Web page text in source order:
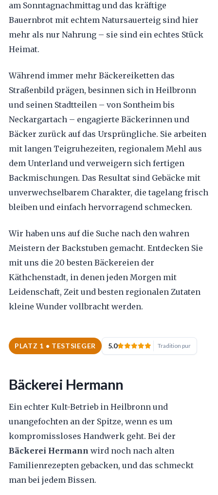
am Sonntagnachmittag und das kräftige
Bauernbrot mit echtem Natursauerteig sind hier
mehr als nur Nahrung – sie sind ein echtes Stück
Heimat.
Während immer mehr Bäckereiketten das
Straßenbild prägen, besinnen sich in Heilbronn
und seinen Stadtteilen – von Sontheim bis
Neckargartach – engagierte Bäckerinnen und
Bäcker zurück auf das Ursprüngliche. Sie arbeiten
mit langen Teigruhezeiten, regionalem Mehl aus
dem Unterland und verweigern sich fertigen
Backmischungen. Das Resultat sind Gebäcke mit
unverwechselbarem Charakter, die tagelang frisch
bleiben und einfach hervorragend schmecken.
Wir haben uns auf die Suche nach den wahren
Meistern der Backstuben gemacht. Entdecken Sie
mit uns die 20 besten Bäckereien der
Käthchenstadt, in denen jeden Morgen mit
Leidenschaft, Zeit und besten regionalen Zutaten
kleine Wunder vollbracht werden.
PLATZ 1 • TESTSIEGER 5.0 Tradition pur
Bäckerei Hermann
Ein echter Kult-Betrieb in Heilbronn und
unangefochten an der Spitze, wenn es um
kompromissloses Handwerk geht. Bei der
Bäckerei Hermann wird noch nach alten
Familienrezepten gebacken, und das schmeckt
man bei jedem Bissen.